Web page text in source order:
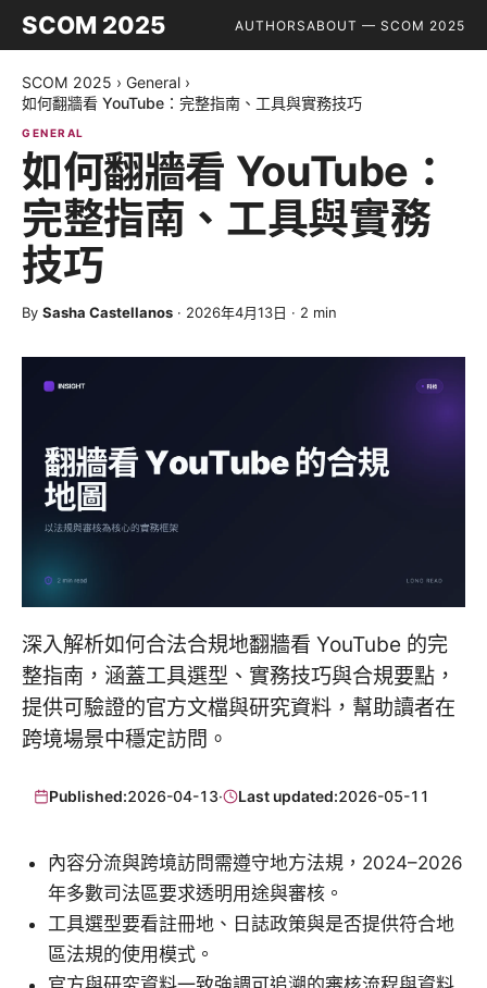
SCOM 2025 AUTHORSABOUT — SCOM 2025
SCOM 2025 › General ›
如何翻牆看 YouTube：完整指南、工具與實務技巧
GENERAL
如何翻牆看 YouTube：
完整指南、工具與實務
技巧
By Sasha Castellanos · 2026年4月13日 · 2 min
深入解析如何合法合規地翻牆看 YouTube 的完
整指南，涵蓋工具選型、實務技巧與合規要點，
提供可驗證的官方文檔與研究資料，幫助讀者在
跨境場景中穩定訪問。
Published:2026-04-13· Last updated:2026-05-11
內容分流與跨境訪問需遵守地方法規，2024–2026
年多數司法區要求透明用途與審核。
工具選型要看註冊地、日誌政策與是否提供符合地
區法規的使用模式。